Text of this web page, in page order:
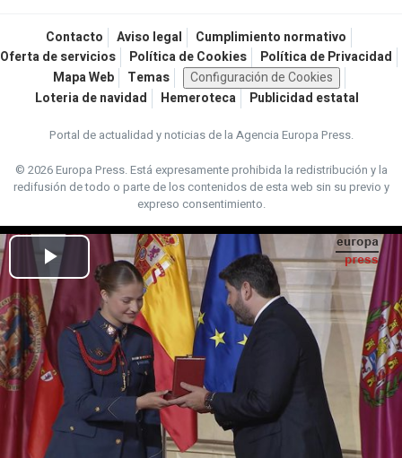
Contacto Aviso legal
Cumplimiento normativo
Oferta de servicios
Política de Cookies
Política de Privacidad
Mapa Web
Temas
Configuración de Cookies
Loteria de navidad
Hemeroteca Publicidad estatal
Portal de actualidad y noticias de la Agencia Europa Press.
© 2026 Europa Press.Está expresamente prohibida la redistribución y la
redifusión de todo o parte de los contenidos de esta web sin su previo y
expreso consentimiento.